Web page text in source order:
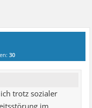
30
trotz sozialer